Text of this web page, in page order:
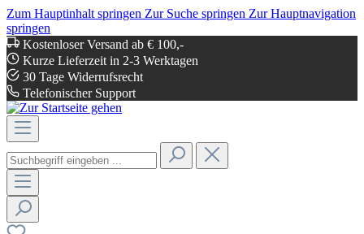
Zum Hauptinhalt springen Zur Suche springen Zur Hauptnavigation
springen
Kostenloser Versand ab € 100,-
Kurze Lieferzeit in 2-3 Werktagen
30 Tage Widerrufsrecht
Telefonischer Support